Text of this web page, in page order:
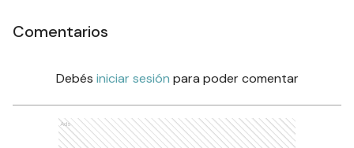
Comentarios
Debés iniciar sesión para poder comentar
Ads